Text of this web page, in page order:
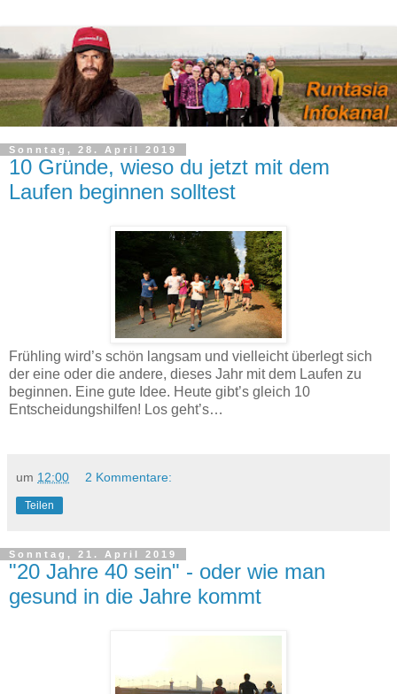
Sonntag, 28. April 2019
10 Gründe, wieso du jetzt mit dem
Laufen beginnen solltest
Frühling wird’s schön langsam und vielleicht überlegt sich
der eine oder die andere, dieses Jahr mit dem Laufen zu
beginnen. Eine gute Idee. Heute gibt’s gleich 10
Entscheidungshilfen! Los geht’s…
um 12:00 2 Kommentare:
Teilen
Sonntag, 21. April 2019
"20 Jahre 40 sein" - oder wie man
gesund in die Jahre kommt